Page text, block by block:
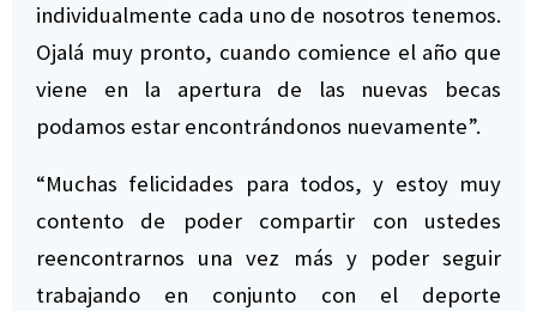
individualmente cada uno de nosotros tenemos.
Ojalá muy pronto, cuando comience el año que
viene en la apertura de las nuevas becas
podamos estar encontrándonos nuevamente”.
“Muchas felicidades para todos, y estoy muy
contento de poder compartir con ustedes
reencontrarnos una vez más y poder seguir
trabajando en conjunto con el deporte